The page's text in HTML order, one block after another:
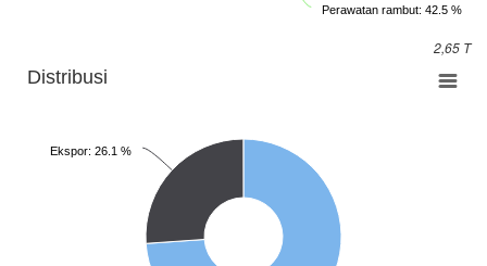
Perawatan rambut: 42.5 %
2,65 T
Distribusi
Ekspor: 26.1 %